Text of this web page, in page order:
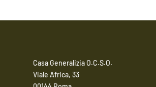
Casa Generalizia O.C.S.O.
Viale Africa, 33